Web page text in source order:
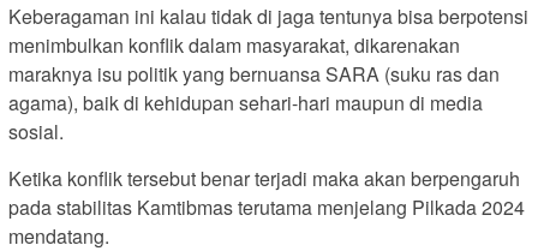
Keberagaman ini kalau tidak di jaga tentunya bisa berpotensi
menimbulkan konflik dalam masyarakat, dikarenakan
maraknya isu politik yang bernuansa SARA (suku ras dan
agama), baik di kehidupan sehari-hari maupun di media
sosial.
Ketika konflik tersebut benar terjadi maka akan berpengaruh
pada stabilitas Kamtibmas terutama menjelang Pilkada 2024
mendatang.